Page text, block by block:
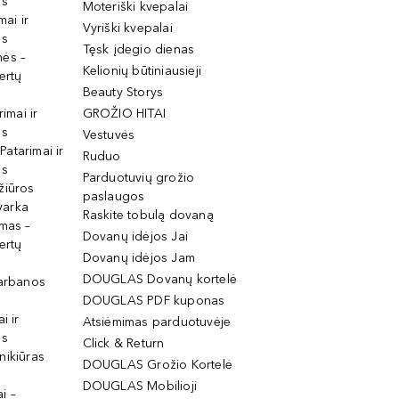
ir
–
ir
ir
–
ir
–
Moteriški kvepalai
Vyriški kvepalai
Tęsk įdegio dienas
Kelionių būtiniausieji
Beauty Storys
GROŽIO HITAI
Vestuvės
Ruduo
Parduotuvių grožio
paslaugos
Raskite tobulą dovaną
Dovanų idėjos Jai
Dovanų idėjos Jam
DOUGLAS Dovanų kortelė
DOUGLAS PDF kuponas
Atsiėmimas parduotuvėje
Click & Return
DOUGLAS Grožio Kortelė
DOUGLAS Mobilioji